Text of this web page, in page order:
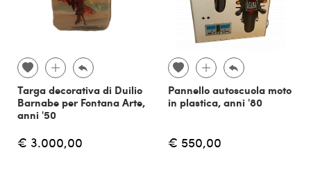
Targa decorativa di Duilio
Barnabe per Fontana Arte,
anni '50
€ 3.000,00
Pannello autoscuola moto
in plastica, anni '80
€ 550,00